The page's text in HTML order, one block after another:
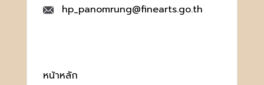
hp_panomrung@finearts.go.th
หน้าหลัก